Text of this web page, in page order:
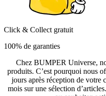
Click & Collect gratuit
100% de garanties
Chez BUMPER Universe,
produits. C’est pourquoi nous
jours après réception de votre
mois sur une sélection